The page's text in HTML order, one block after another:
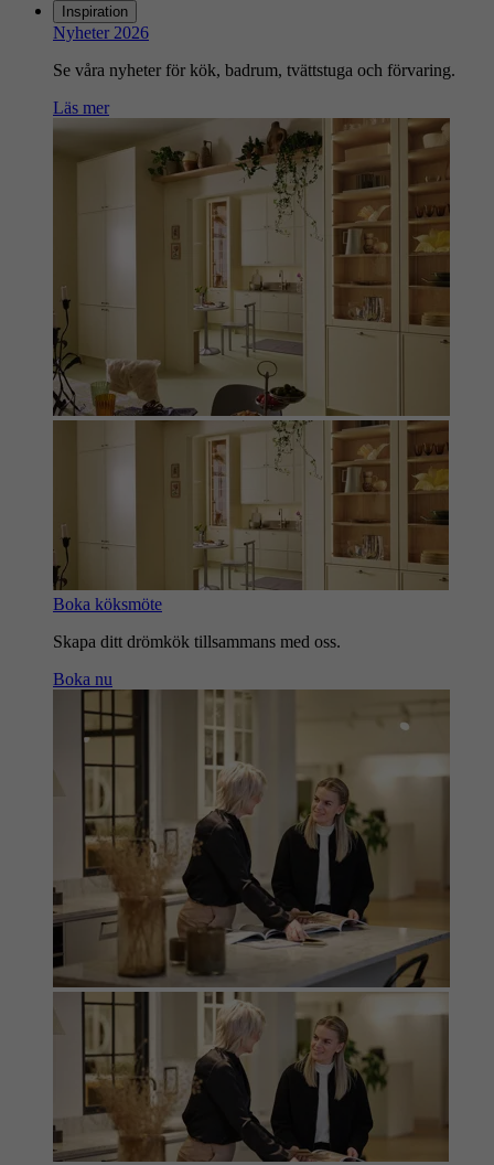
Inspiration
Nyheter 2026
Se våra nyheter för kök, badrum, tvättstuga och förvaring.
Läs mer
Boka köksmöte
Skapa ditt drömkök tillsammans med oss.
Boka nu